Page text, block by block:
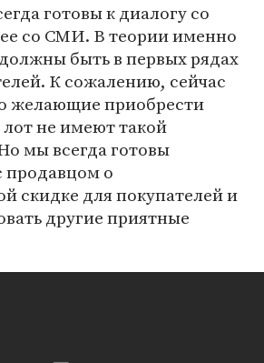
готовы к диалогу со
со СМИ. В теории именно
быть в первых рядах
К сожалению, сейчас
желающие приобрести
не имеют такой
мы всегда готовы
продавцом о
скидке для покупателей и
другие приятные